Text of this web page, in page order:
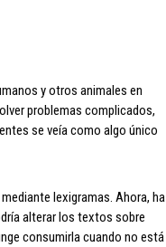
y otros animales en
problemas complicados,
se veía como algo único
lexigramas. Ahora, ha
alterar los textos sobre
consumirla cuando no está